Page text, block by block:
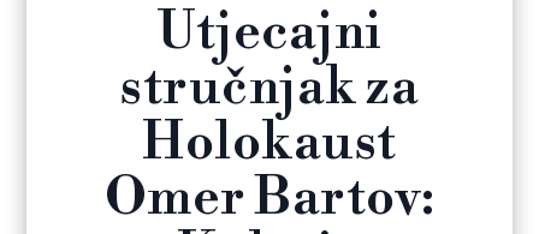
Utjecajni
stručnjak za
Holokaust
Omer Bartov: